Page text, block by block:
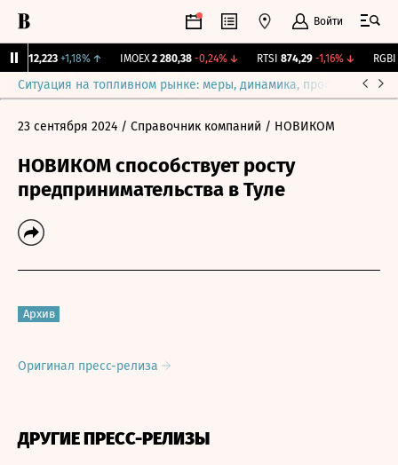
Войти
12,223 +1,18% ↑ IMOEX 2 280,38 -0,24%↓ RTSI 874,29 -1,16%↓ RGBI
Ситуация на топливном рынке: меры, динамика, прогнозы
23 сентября 2024 / Справочник компаний / НОВИКОМ
НОВИКОМ способствует росту
предпринимательства в Туле
Архив
Оригинал пресс-релиза
ДРУГИЕ ПРЕСС-РЕЛИЗЫ